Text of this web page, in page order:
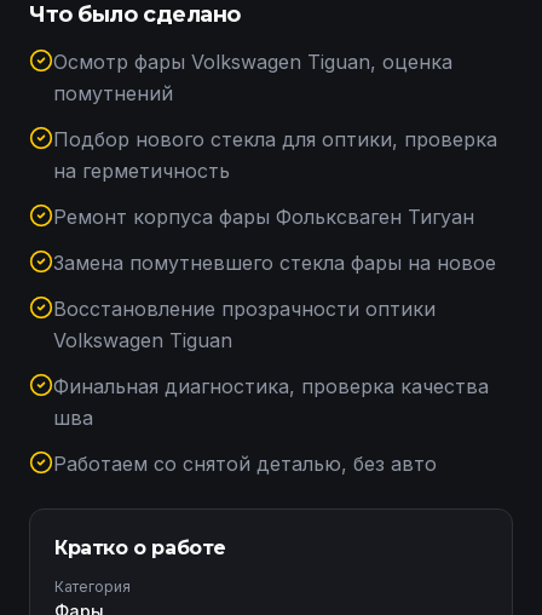
Что было сделано
Осмотр фары Volkswagen Tiguan, оценка
помутнений
Подбор нового стекла для оптики, проверка
на герметичность
Ремонт корпуса фары Фольксваген Тигуан
Замена помутневшего стекла фары на новое
Восстановление прозрачности оптики
Volkswagen Tiguan
Финальная диагностика, проверка качества
шва
Работаем со снятой деталью, без авто
Кратко о работе
Категория
Фары